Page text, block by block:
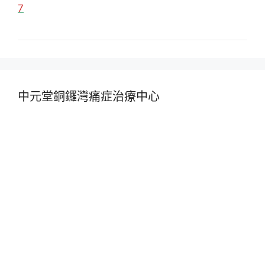
7
中元堂銅鑼灣痛症治療中心